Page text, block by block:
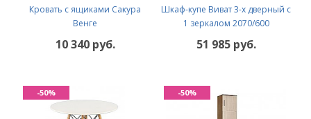
Кровать с ящиками Сакура
Венге
10 340 руб.
Шкаф-купе Виват 3-х дверный с
1 зеркалом 2070/600
51 985 руб.
-50% -50%